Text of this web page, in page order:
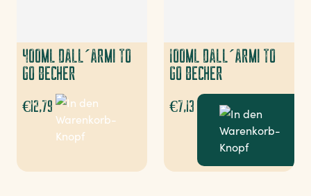
400ML DALL´ARMI TO
GO BECHER
12,79
€
100ML DALL´ARMI TO
GO BECHER
7,13
€